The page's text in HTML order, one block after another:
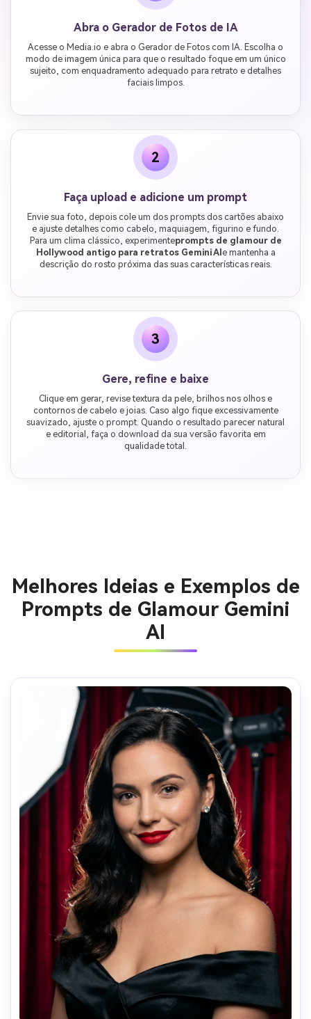
Abra o Gerador de Fotos de IA
Acesse o Media.io e abra o Gerador de Fotos com IA. Escolha o
modo de imagem única para que o resultado foque em um único
sujeito, com enquadramento adequado para retrato e detalhes
faciais limpos.
2
Faça upload e adicione um prompt
Envie sua foto, depois cole um dos prompts dos cartões abaixo
e ajuste detalhes como cabelo, maquiagem, figurino e fundo.
Para um clima clássico, experimenteprompts de glamour de
Hollywood antigo para retratos Gemini AI e mantenha a
descrição do rosto próxima das suas características reais.
3
Gere, refine e baixe
Clique em gerar, revise textura da pele, brilhos nos olhos e
contornos de cabelo e joias. Caso algo fique excessivamente
suavizado, ajuste o prompt. Quando o resultado parecer natural
e editorial, faça o download da sua versão favorita em
qualidade total.
Melhores Ideias e Exemplos de
Prompts de Glamour Gemini
AI